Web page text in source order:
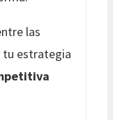
las
tu estrategia